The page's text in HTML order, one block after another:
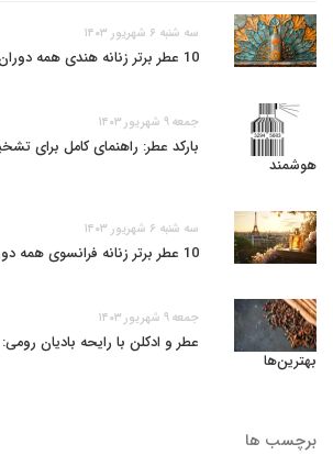
سه شنبه ۶ شهریور ۱۴۰۳
10 عطر برتر زنانه هندی همه دوران‌ها
جمعه ۹ شهریور ۱۴۰۳
بارکد عطر: راهنمای کامل برای
هوشمند
سه شنبه ۶ شهریور ۱۴۰۳
10 عطر برتر زنانه فرانسوی همه دوران‌ها
جمعه ۹ شهریور ۱۴۰۳
عطر و ادکلن با رایحه بادیان
بهترین‌ها
برچسب ها